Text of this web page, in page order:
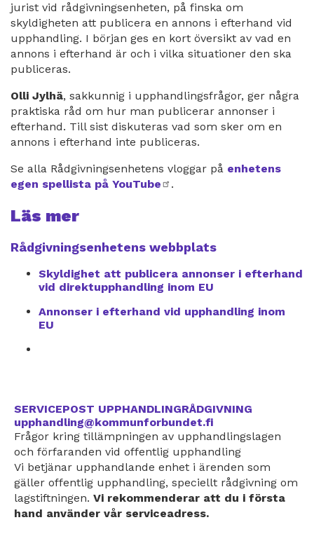
jurist vid rådgivningsenheten, på finska om
skyldigheten att publicera en annons i efterhand vid
upphandling. I början ges en kort översikt av vad en
annons i efterhand är och i vilka situationer den ska
publiceras.
Olli Jylhä, sakkunnig i upphandlingsfrågor, ger några
praktiska råd om hur man publicerar annonser i
efterhand. Till sist diskuteras vad som sker om en
annons i efterhand inte publiceras.
Se alla Rådgivningsenhetens vloggar på enhetens
egen spellista på YouTube
extern
.
Läs mer
Rådgivningsenhetens webbplats
Skyldighet att publicera annonser i efterhand
vid direktupphandling inom EU
Annonser i efterhand vid upphandling inom
EU
SERVICEPOST UPPHANDLINGRÅDGIVNING
upphandling@kommunforbundet.fi
Frågor kring tillämpningen av upphandlingslagen
och förfaranden vid offentlig upphandling
Vi betjänar upphandlande enhet i ärenden som
gäller offentlig upphandling, speciellt rådgivning om
lagstiftningen. Vi rekommenderar att du i första
hand använder vår serviceadress.